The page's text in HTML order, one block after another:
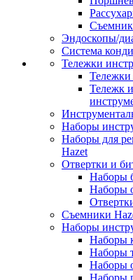
Эндоскопы/
Система
Тележки
Тележки
Тележк
Наборы
Наборы для
Hazet
Отвертки и
Наборы
Наборы
Съемники
Наборы
Наборы
Наборы
Наборы
Наборы